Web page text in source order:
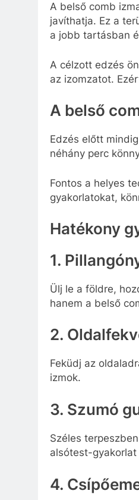
A belső comb
javíthatja. Ez a
a jobb tartásban
A célzott edzés
az izomzatot.
A belső
Edzés előtt
néhány perc
Fontos a helyes
gyakorlatokat,
Hatékony
1.
Ülj le a földre,
hanem a belső
2.
Feküdj az
izmok.
3. Szumó
Széles
alsótest-
4.